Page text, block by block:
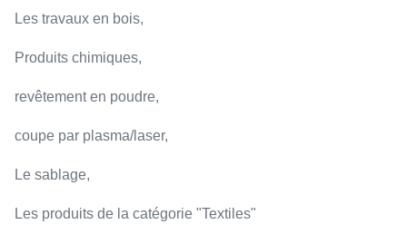
Les travaux en bois,
Produits chimiques,
revêtement en poudre,
coupe par plasma/laser,
Le sablage,
Les produits de la catégorie "Textiles"